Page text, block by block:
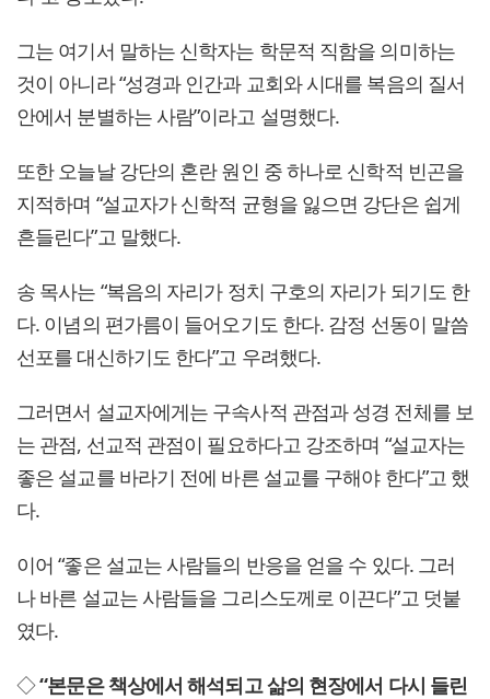
그는 여기서 말하는 신학자는 학문적 직함을 의미하는
것이 아니라 “성경과 인간과 교회와 시대를 복음의 질서
안에서 분별하는 사람”이라고 설명했다.
또한 오늘날 강단의 혼란 원인 중 하나로 신학적 빈곤을
지적하며 “설교자가 신학적 균형을 잃으면 강단은 쉽게
흔들린다”고 말했다.
송 목사는 “복음의 자리가 정치 구호의 자리가 되기도 한
다. 이념의 편가름이 들어오기도 한다. 감정 선동이 말씀
선포를 대신하기도 한다”고 우려했다.
그러면서 설교자에게는 구속사적 관점과 성경 전체를 보
는 관점, 선교적 관점이 필요하다고 강조하며 “설교자는
좋은 설교를 바라기 전에 바른 설교를 구해야 한다”고 했
다.
이어 “좋은 설교는 사람들의 반응을 얻을 수 있다. 그러
나 바른 설교는 사람들을 그리스도께로 이끈다”고 덧붙
였다.
◇“본문은 책상에서 해석되고 삶의 현장에서 다시 들린